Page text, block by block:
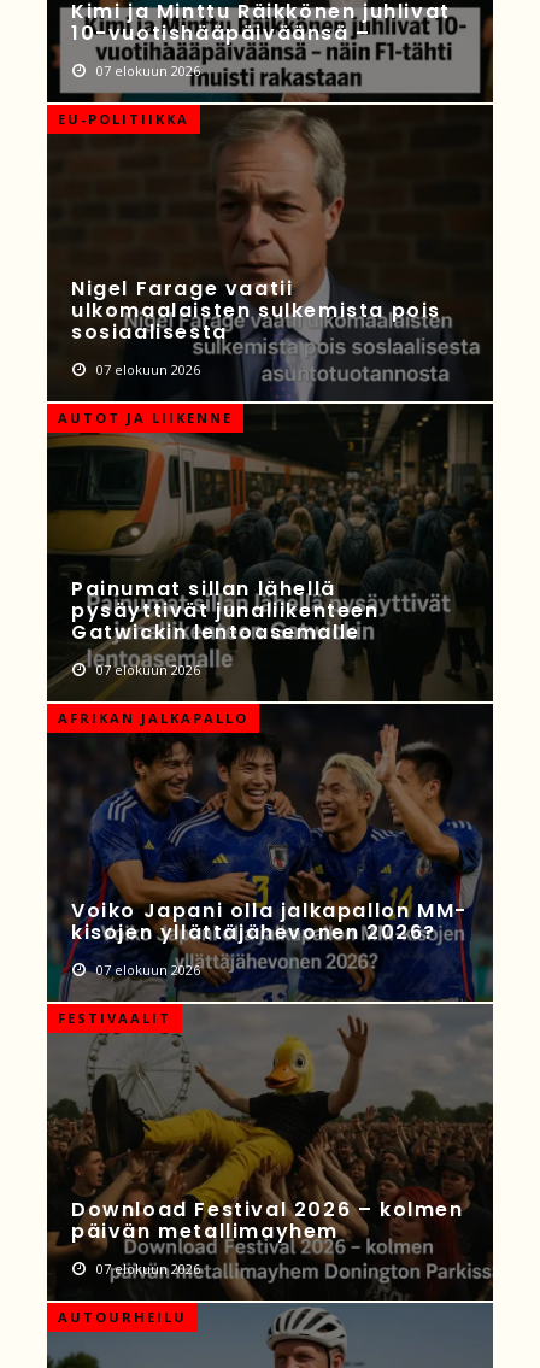
Kimi ja Minttu Räikkönen juhlivat
10-vuotishääpäiväänsä –
07 elokuun 2026
EU-POLITIIKKA
Nigel Farage vaatii
ulkomaalaisten sulkemista pois
sosiaalisesta
07 elokuun 2026
AUTOT JA LIIKENNE
Painumat sillan lähellä
pysäyttivät junaliikenteen
Gatwickin lentoasemalle
07 elokuun 2026
AFRIKAN JALKAPALLO
Voiko Japani olla jalkapallon MM-
kisojen yllättäjähevonen 2026?
07 elokuun 2026
FESTIVAALIT
Download Festival 2026 – kolmen
päivän metallimayhem
07 elokuun 2026
AUTOURHEILU